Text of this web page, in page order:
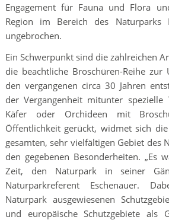
Engagement für Fauna und Flora
Region im Bereich des Naturparks
ungebrochen.
Ein Schwerpunkt sind die zahlreichen
die beachtliche Broschüren-Reihe
den vergangenen circa 30 Jahren
der Vergangenheit mitunter spezielle
Käfer oder Orchideen mit
Öffentlichkeit gerückt, widmet sich
gesamten, sehr vielfältigen Gebiet des
den gegebenen Besonderheiten. „Es
Zeit, den Naturpark in seiner
Naturparkreferent Eschenauer.
Naturpark ausgewiesenen
und europäische Schutzgebiete als